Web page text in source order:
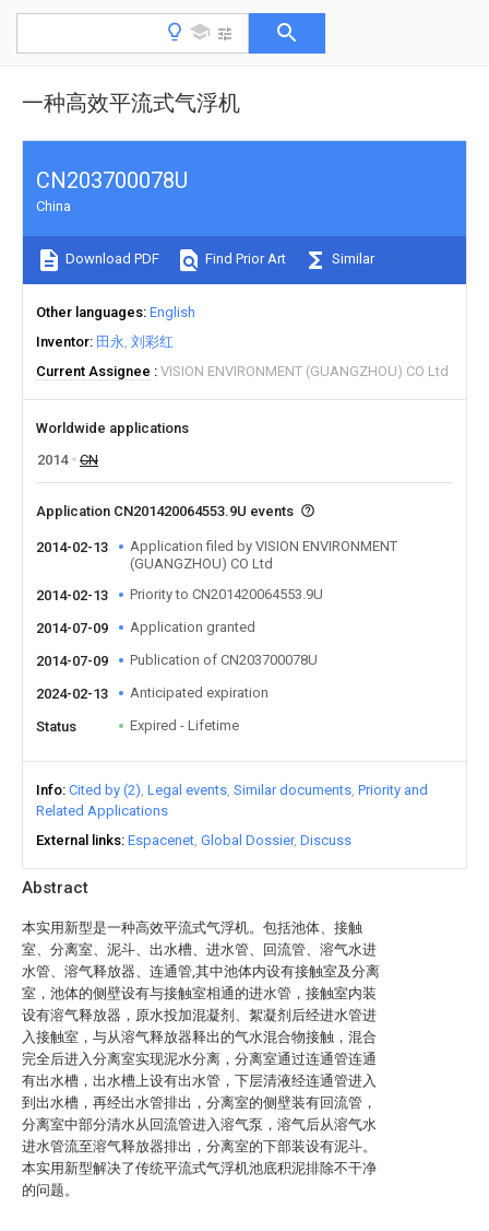
一种高效平流式气浮机
Abstract
本实用新型是一种高效平流式气浮机。包括池体、接触
室、分离室、泥斗、出水槽、进水管、回流管、溶气水进
水管、溶气释放器、连通管,其中池体内设有接触室及分离
室，池体的侧壁设有与接触室相通的进水管，接触室内装
设有溶气释放器，原水投加混凝剂、絮凝剂后经进水管进
入接触室，与从溶气释放器释出的气水混合物接触，混合
完全后进入分离室实现泥水分离，分离室通过连通管连通
有出水槽，出水槽上设有出水管，下层清液经连通管进入
到出水槽，再经出水管排出，分离室的侧壁装有回流管，
分离室中部分清水从回流管进入溶气泵，溶气后从溶气水
进水管流至溶气释放器排出，分离室的下部装设有泥斗。
本实用新型解决了传统平流式气浮机池底积泥排除不干净
的问题。
CN203700078U
China
Download PDF Find Prior Art Similar
Other languages English
Inventor 田永 刘彩红
Current Assignee
VISION ENVIRONMENT (GUANGZHOU) CO Ltd
Worldwide applications
2014
CN
Application CN201420064553.9U events
2014-02-13
Application filed by VISION ENVIRONMENT
(GUANGZHOU) CO Ltd
2014-02-13
Priority to CN201420064553.9U
2014-07-09 Application granted
2014-07-09 Publication of CN203700078U
2024-02-13 Anticipated expiration
Status Expired - Lifetime
Info Cited by (2) Legal events Similar documents Priority and
Related Applications
External links Espacenet Global Dossier Discuss